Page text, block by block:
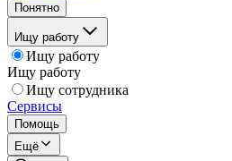
Понятно
Ищу работу
Ищу работу
Ищу работу
Ищу сотрудника
Сервисы
Помощь
Ещё